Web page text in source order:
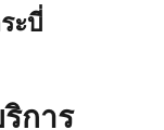
ะบี่
การ